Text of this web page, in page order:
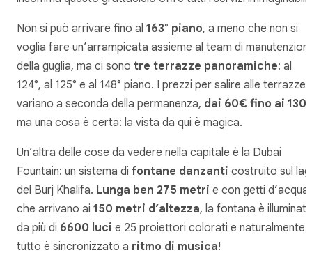
Non si può arrivare fino al 163° piano, a meno che non si
voglia fare un’arrampicata assieme al team di
della guglia, ma ci sono tre terrazze panoramiche: al
124°, al 125° e al 148° piano. I prezzi per salire alle terrazze
variano a seconda della permanenza, dai 60€ fino ai
ma una cosa è certa: la vista da qui è magica.
Un’altra delle cose da vedere nella capitale è la Dubai
Fountain: un sistema di fontane danzanti costruito sul
del Burj Khalifa. Lunga ben 275 metri e con getti d’acqua
che arrivano ai 150 metri d’altezza, la fontana è illuminata
da più di 6600 luci e 25 proiettori colorati e naturalmente
tutto è sincronizzato a ritmo di musica!